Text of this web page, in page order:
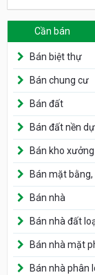
Cần bán
Bán biệt thự
Bán chung cư
Bán đất
Bán đất nền
Bán kho xưởng
Bán mặt
Bán nhà
Bán nhà đất
Bán nhà mặt
Bán nhà phân